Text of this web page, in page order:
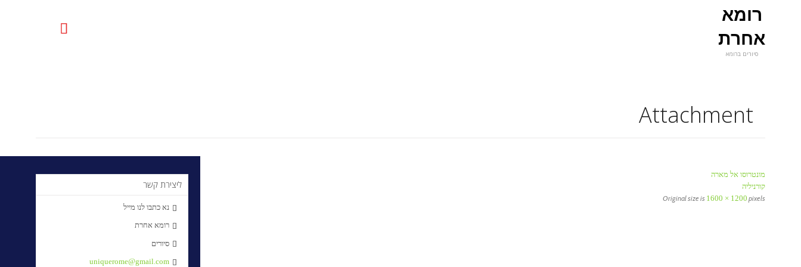
רומא
אחרת
סיורים ברומא

Attachment
ליצירת קשר
 נא כתבו לנו מייל
 רומא אחרת
 סיורים

uniquerome@gmail.com
מונטרוסו אל מארה
קורניליה
Original size is 1600 × 1200 pixels